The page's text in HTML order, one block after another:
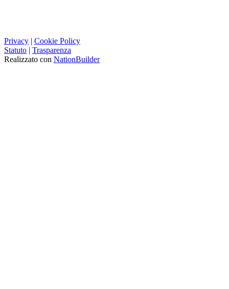
Privacy | Cookie Policy
Statuto | Trasparenza
Realizzato con NationBuilder